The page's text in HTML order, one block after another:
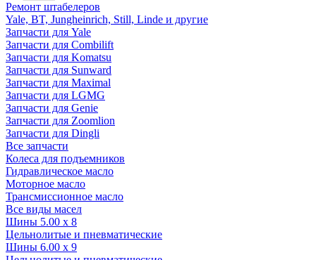
Ремонт штабелеров
Yale, BT, Jungheinrich, Still, Linde и другие
Запчасти для Yale
Запчасти для Combilift
Запчасти для Komatsu
Запчасти для Sunward
Запчасти для Maximal
Запчасти для LGMG
Запчасти для Genie
Запчасти для Zoomlion
Запчасти для Dingli
Все запчасти
Колеса для подъемников
Гидравлическое масло
Моторное масло
Трансмиссионное масло
Все виды масел
Шины 5.00 x 8
Цельнолитые и пневматические
Шины 6.00 x 9